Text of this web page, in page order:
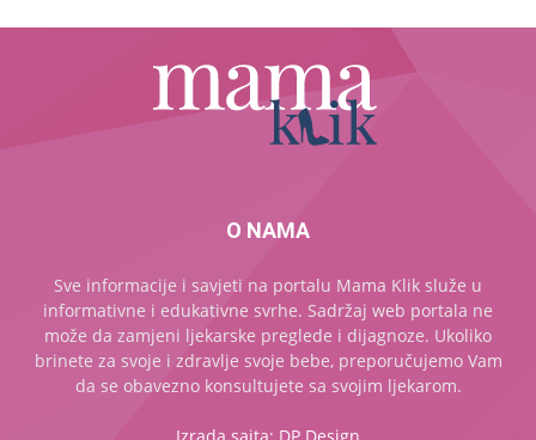
O NAMA
Sve informacije i savjeti na portalu Mama Klik služe u
informativne i edukativne svrhe. Sadržaj web portala ne
može da zamjeni ljekarske preglede i dijagnoze. Ukoliko
brinete za svoje i zdravlje svoje bebe, preporučujemo Vam
da se obavezno konsultujete sa svojim ljekarom.